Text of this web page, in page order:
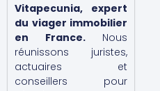
Vitapecunia, expert
du viager immobilier
en France. Nous
réunissons juristes,
actuaires et
conseillers pour